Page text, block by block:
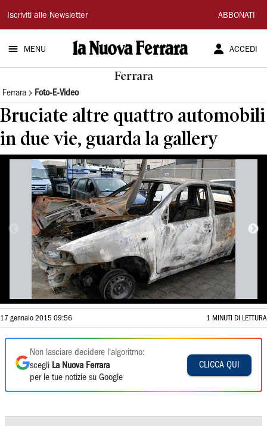
La
Nuova
Ferrara
Iscriviti alle Newsletter ABBONATI
MENU ACCEDI
Ferrara
Ferrara Foto-E-Video
Bruciate altre quattro automobili
in due vie, guarda la gallery
17 gennaio 2015 09:56 1 MINUTI DI LETTURA
Non lasciare decidere l'algoritmo:
scegli La Nuova Ferrara
per le tue notizie su Google
CLICCA QUI